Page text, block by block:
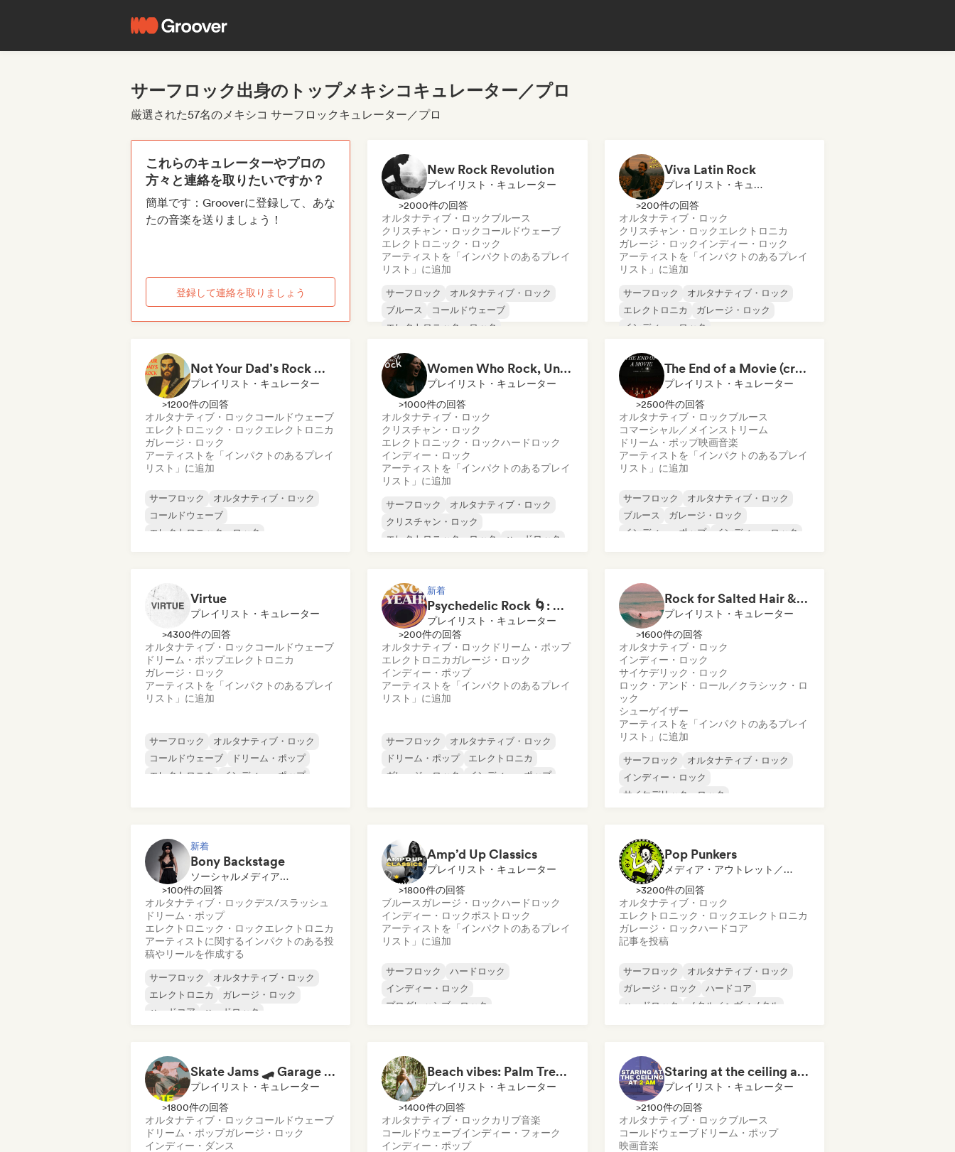
サーフロック出身のトップメキシコキュレーター／プロ
厳選された57名のメキシコ サーフロックキュレーター／プロ
これらのキュレーターやプロの
方々と連絡を取りたいですか？
簡単です：Grooverに登録して、あな
たの音楽を送りましょう！
登録して連絡を取りましょう
New Rock Revolution
プレイリスト・キュレーター
>2000件の回答
オルタナティブ・ロックブルース
クリスチャン・ロック コールドウェーブ
エレクトロニック・ロック
アーティストを「インパクトのあるプレイ
リスト」に追加
サーフロック
オルタナティブ・ロック
ブルース
コールドウェーブ
エレクトロニック・ロック
インディー・ロック
Viva Latin Rock
プレイリスト・キュレーター
>200件の回答
オルタナティブ・ロック
クリスチャン・ロックエレクトロニカ
ガレージ・ロックインディー・ロック
アーティストを「インパクトのあるプレイ
リスト」に追加
サーフロック
オルタナティブ・ロック
エレクトロニカ
ガレージ・ロック
インディー・ロック
サイケデリック・ロック
パンク・ロック
Not Your Dad’s Rock 🤘 Garage Rock, Alt-Rock & Indie Anthems
プレイリスト・キュレーター
>1200件の回答
オルタナティブ・ロック コールドウェーブ
エレクトロニック・ロックエレクトロニカ
ガレージ・ロック
アーティストを「インパクトのあるプレイ
リスト」に追加
サーフロック
オルタナティブ・ロック
コールドウェーブ
エレクトロニック・ロック
Women Who Rock, Unapologetically
プレイリスト・キュレーター
>1000件の回答
オルタナティブ・ロック
クリスチャン・ロック
エレクトロニック・ロックハードロック
インディー・ロック
アーティストを「インパクトのあるプレイ
リスト」に追加
サーフロック
オルタナティブ・ロック
クリスチャン・ロック
エレクトロニック・ロック
ハードロック
The End of a Movie (credit scenes) 🎞️ Cinematic Dream Pop & Bedroom Indie
プレイリスト・キュレーター
>2500件の回答
オルタナティブ・ロックブルース
コマーシャル／メインストリーム
ドリーム・ポップ映画音楽
アーティストを「インパクトのあるプレイ
リスト」に追加
サーフロック
オルタナティブ・ロック
ブルース
ガレージ・ロック
インディー・ポップ
インディー・ロック
Virtue
プレイリスト・キュレーター
>4300件の回答
オルタナティブ・ロック コールドウェーブ
ドリーム・ポップエレクトロニカ
ガレージ・ロック
アーティストを「インパクトのあるプレイ
リスト」に追加
サーフロック
オルタナティブ・ロック
コールドウェーブ
ドリーム・ポップ
エレクトロニカ
インディー・ポップ
新着
Psychedelic Rock 🌀: Modern Psych & Turkish Vibes
プレイリスト・キュレーター
>200件の回答
オルタナティブ・ロック ドリーム・ポップ
エレクトロニカガレージ・ロック
インディー・ポップ
アーティストを「インパクトのあるプレイ
リスト」に追加
サーフロック
オルタナティブ・ロック
ドリーム・ポップ
エレクトロニカ
ガレージ・ロック
インディー・ポップ
Rock for Salted Hair & Sandy Toes
プレイリスト・キュレーター
>1600件の回答
オルタナティブ・ロック
インディー・ロック
サイケデリック・ロック
ロック・アンド・ロール／クラシック・ロ
ック
シューゲイザー
アーティストを「インパクトのあるプレイ
リスト」に追加
サーフロック
オルタナティブ・ロック
インディー・ロック
サイケデリック・ロック
シューゲイザー
新着
Bony Backstage
ソーシャルメディアインフルエンサー
>100件の回答
オルタナティブ・ロックデス/スラッシュ
ドリーム・ポップ
エレクトロニック・ロックエレクトロニカ
アーティストに関するインパクトのある投
稿やリールを作成する
サーフロック
オルタナティブ・ロック
エレクトロニカ
ガレージ・ロック
ハードコア
ハードロック
Amp’d Up Classics
プレイリスト・キュレーター
>1800件の回答
ブルースガレージ・ロックハードロック
インディー・ロックポストロック
アーティストを「インパクトのあるプレイ
リスト」に追加
サーフロック
ハードロック
インディー・ロック
プログレッシブ・ロック
ブルース
ポストロック
Pop Punkers
メディア・アウトレット／ジャーナリスト
>3200件の回答
オルタナティブ・ロック
エレクトロニック・ロックエレクトロニカ
ガレージ・ロックハードコア
記事を投稿
サーフロック
オルタナティブ・ロック
ガレージ・ロック
ハードコア
ハードロック
メタル／ヘヴィメタル
Skate Jams 🛹 Garage Rock, Surf Rock & Neo-Psych
プレイリスト・キュレーター
>1800件の回答
オルタナティブ・ロック コールドウェーブ
ドリーム・ポップガレージ・ロック
インディー・ダンス
Beach vibes: Palm Tree Breezes 🌴 Indie Folk, Acoustic & Singer-Songwriter
プレイリスト・キュレーター
>1400件の回答
オルタナティブ・ロック カリブ音楽
コールドウェーブインディー・フォーク
インディー・ポップ
Staring at the ceiling at 2am
プレイリスト・キュレーター
>2100件の回答
オルタナティブ・ロックブルース
コールドウェーブドリーム・ポップ
映画音楽